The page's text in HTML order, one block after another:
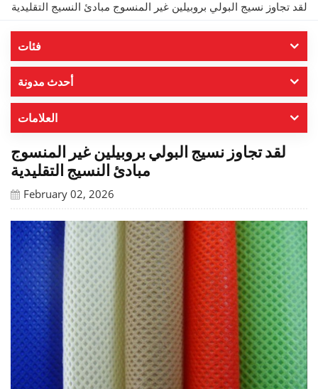
لقد تجاوز نسيج البولي بروبيلين غير المنسوج مبادئ النسيج التقليدية
فئات
أحدث مدونة
العلامات
لقد تجاوز نسيج البولي بروبيلين غير المنسوج
مبادئ النسيج التقليدية
February 02, 2026